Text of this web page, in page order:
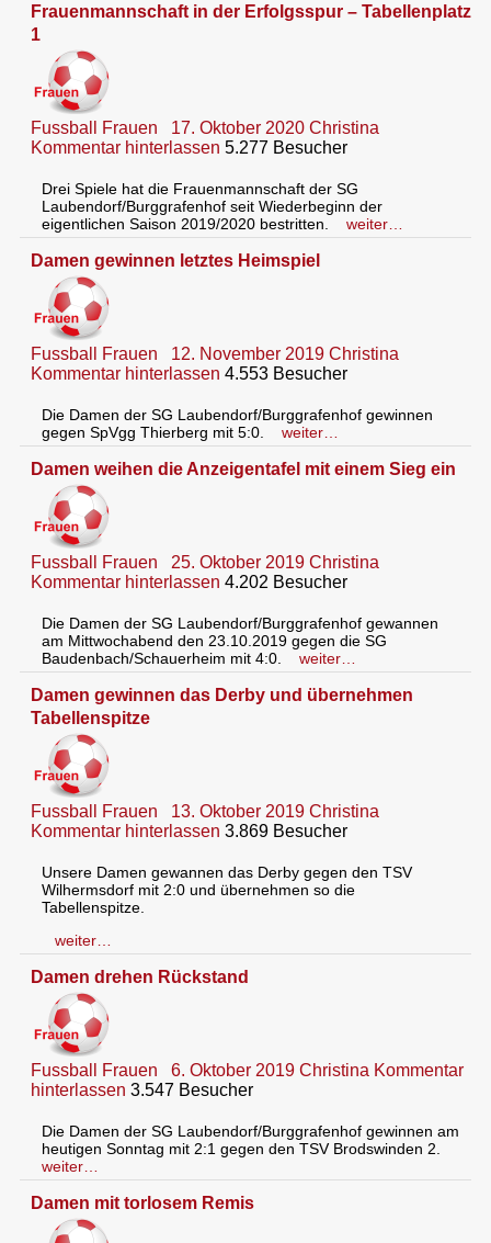
Frauenmannschaft in der Erfolgsspur – Tabellenplatz
1
Fussball Frauen 17. Oktober 2020 Christina
Kommentar hinterlassen 5.277 Besucher
Drei Spiele hat die Frauenmannschaft der SG
Laubendorf/Burggrafenhof seit Wiederbeginn der
eigentlichen Saison 2019/2020 bestritten.
weiter…
Damen gewinnen letztes Heimspiel
Fussball Frauen 12. November 2019 Christina
Kommentar hinterlassen 4.553 Besucher
Die Damen der SG Laubendorf/Burggrafenhof gewinnen
gegen SpVgg Thierberg mit 5:0.
weiter…
Damen weihen die Anzeigentafel mit einem Sieg ein
Fussball Frauen 25. Oktober 2019 Christina
Kommentar hinterlassen 4.202 Besucher
Die Damen der SG Laubendorf/Burggrafenhof gewannen
am Mittwochabend den 23.10.2019 gegen die SG
Baudenbach/Schauerheim mit 4:0.
weiter…
Damen gewinnen das Derby und übernehmen
Tabellenspitze
Fussball Frauen 13. Oktober 2019 Christina
Kommentar hinterlassen 3.869 Besucher
Unsere Damen gewannen das Derby gegen den TSV
Wilhermsdorf mit 2:0 und übernehmen so die
Tabellenspitze.
weiter…
Damen drehen Rückstand
Fussball Frauen 6. Oktober 2019 Christina Kommentar
hinterlassen 3.547 Besucher
Die Damen der SG Laubendorf/Burggrafenhof gewinnen am
heutigen Sonntag mit 2:1 gegen den TSV Brodswinden 2.
weiter…
Damen mit torlosem Remis